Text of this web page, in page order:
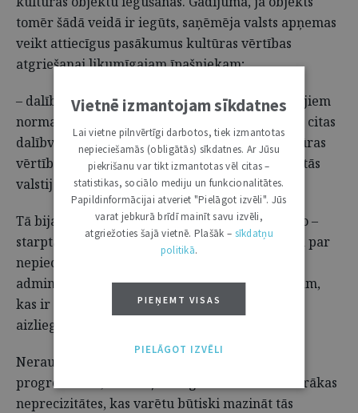
tomēr šādā veidā ir iegūts, saņēmēja valsts apņemas
veikt attiecīgus pasākumus kultūras vērtības
atgriešanai likumīgajam īpašniekam;
– dalībvalstis apņemas saskaņā ar saviem iekšējiem
normatīvajiem aktiem atzīt par neatņemamām citas
dalībvalsts tiesībām pasludināt konkrētas kultūras
vērtības par neatsavināmām un tādējādi atdot tās
valstij (īpašniekam) kā prettiesiski izvestas.
Tā bija pirmā konvencija, kas atrada sabiedroto –
starptautisko policiju jeb Interpolu – jautājumā par
nepieciešamību konvencijas dalībvalstīs ieviest
administratīvu vai kriminālu atbildību personām,
kas ir atbildīgas par konvencijā paredzēto
aizliegumu pārkāpšanu.
Neraugoties uz konvencijā iestrādāto normu
progresivitāti, teorētiķi diezgan ātri atrada vairākas
neprecizitātes, kas varētu būtiski mazināt tās
Vietnē izmantojam sīkdatnes
Lai vietne pilnvērtīgi darbotos, tiek izmantotas
nepieciešamās (obligātās) sīkdatnes. Ar Jūsu
piekrišanu var tikt izmantotas vēl citas –
statistikas, sociālo mediju un funkcionalitātes.
Papildinformācijai atveriet "Pielāgot izvēli". Jūs
varat jebkurā brīdī mainīt savu izvēli,
atgriežoties šajā vietnē. Plašāk – sīkdatņu
politikā.
PIEŅEMT VISAS
PIELĀGOT IZVĒLI